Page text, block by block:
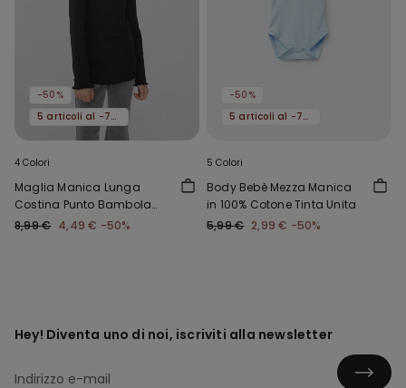
-50%
5 articoli al -70%
4 Colori
Maglia Manica Lunga
Costina Punto Bambola
Girocollo Bimba
8,99 € 4,49 € -50%
-50%
5 articoli al -70%
5 Colori
Body Bebè Mezza Manica
in 100% Cotone Tinta Unita
5,99 € 2,99 € -50%
Hey! Diventa uno di noi, iscriviti alla newsletter